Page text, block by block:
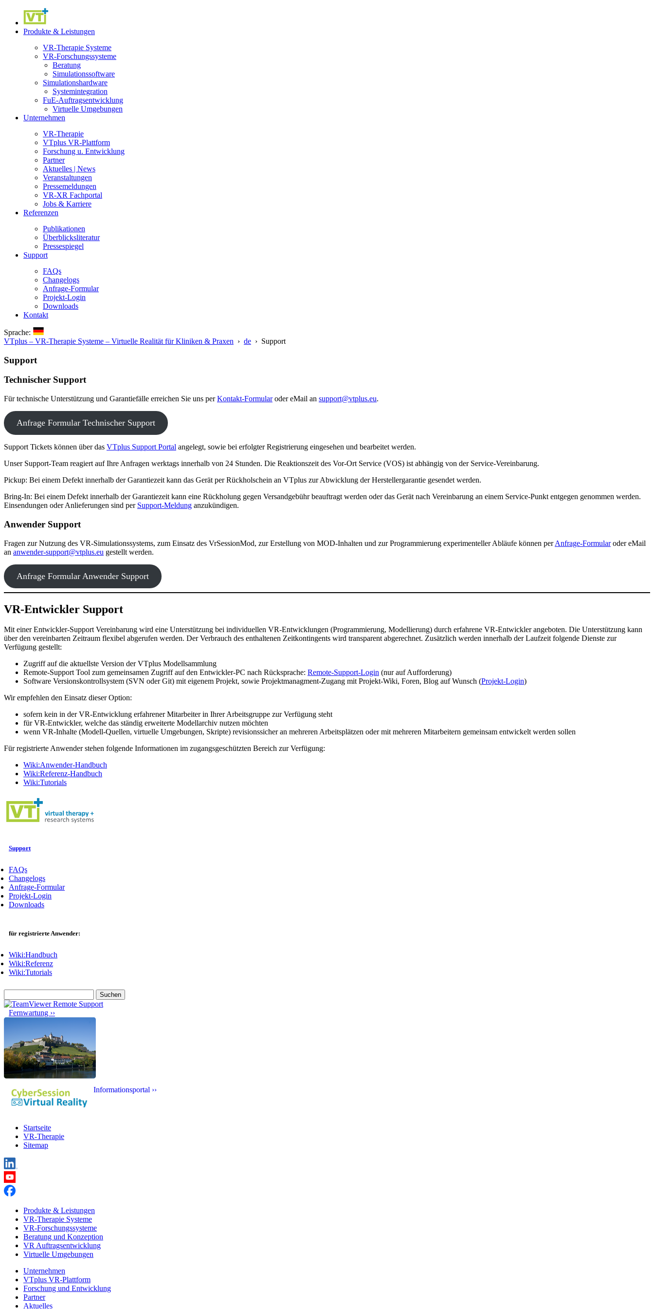
Produkte & Leistungen
VR-Therapie Systeme
VR-Forschungssysteme
Beratung
Simulationssoftware
Simulationshardware
Systemintegration
FuE-Auftragsentwicklung
Virtuelle Umgebungen
Unternehmen
VR-Therapie
VTplus VR-Plattform
Forschung u. Entwicklung
Partner
Aktuelles | News
Veranstaltungen
Pressemeldungen
VR-XR Fachportal
Jobs & Karriere
Referenzen
Publikationen
Überblicksliteratur
Pressespiegel
Support
FAQs
Changelogs
Anfrage-Formular
Projekt-Login
Downloads
Kontakt
Sprache:
VTplus – VR-Therapie Systeme – Virtuelle Realität für Kliniken & Praxen › de › Support
Support
Technischer Support
Für technische Unterstützung und Garantiefälle erreichen Sie uns perKontakt-Formularoder eMail an support@vtplus.eu.
Anfrage Formular Technischer Support
Support Tickets können über das VTplus Support Portal angelegt, sowie bei erfolgter Registrierung eingesehen und bearbeitet werden.
Unser Support-Team reagiert auf Ihre Anfragen werktags innerhalb von 24 Stunden. Die Reaktionszeit des Vor-Ort Service (VOS) ist abhängig von der Service-Vereinbarung.
Pickup: Bei einem Defekt innerhalb der Garantiezeit kann das Gerät per Rückholschein an VTplus zur Abwicklung der Herstellergarantie gesendet werden.
Bring-In: Bei einem Defekt innerhalb der Garantiezeit kann eine Rückholung gegen Versandgebühr beauftragt werden oder das Gerät nach Vereinbarung an einem Service-Punkt entgegen genommen werden.
Einsendungen oder Anlieferungen sind per Support-Meldung anzukündigen.
Anwender Support
Fragen zur Nutzung des VR-Simulationssystems, zum Einsatz des VrSessionMod, zur Erstellung von MOD-Inhalten und zur Programmierung experimenteller Abläufe können perAnfrage-Formularoder eMail
an anwender-support@vtplus.eu gestellt werden.
Anfrage Formular Anwender Support
VR-Entwickler Support
Mit einer Entwickler-Support Vereinbarung wird eine Unterstützung bei individuellen VR-Entwicklungen (Programmierung, Modellierung) durch erfahrene VR-Entwickler angeboten. Die Unterstützung kann
über den vereinbarten Zeitraum flexibel abgerufen werden. Der Verbrauch des enthaltenen Zeitkontingents wird transparent abgerechnet. Zusätzlich werden innerhalb der Laufzeit folgende Dienste zur
Verfügung gestellt:
Zugriff auf die aktuellste Version der VTplus Modellsammlung
Remote-Support Tool zum gemeinsamen Zugriff auf den Entwickler-PC nach Rücksprache: Remote-Support-Login (nur auf Aufforderung)
Software Versionskontrollsystem (SVN oder Git) mit eigenem Projekt, sowie Projektmanagment-Zugang mit Projekt-Wiki, Foren, Blog auf Wunsch (Projekt-Login)
Wir empfehlen den Einsatz dieser Option:
sofern kein in der VR-Entwicklung erfahrener Mitarbeiter in Ihrer Arbeitsgruppe zur Verfügung steht
für VR-Entwickler, welche das ständig erweiterte Modellarchiv nutzen möchten
wenn VR-Inhalte (Modell-Quellen, virtuelle Umgebungen, Skripte) revisionssicher an mehreren Arbeitsplätzen oder mit mehreren Mitarbeitern gemeinsam entwickelt werden sollen
Für registrierte Anwender stehen folgende Informationen im zugangsgeschützten Bereich zur Verfügung:
Wiki:Anwender-Handbuch
Wiki:Referenz-Handbuch
Wiki:Tutorials
Support
FAQs
Changelogs
Anfrage-Formular
Projekt-Login
Downloads
für registrierte Anwender:
Wiki:Handbuch
Wiki:Referenz
Wiki:Tutorials
nach:
Fernwartung ››
Informationsportal ››
Startseite
VR-Therapie
Sitemap
Produkte & Leistungen
VR-Therapie Systeme
VR-Forschungssysteme
Beratung und Konzeption
VR Auftragsentwicklung
Virtuelle Umgebungen
Unternehmen
VTplus VR-Plattform
Forschung und Entwicklung
Partner
Aktuelles